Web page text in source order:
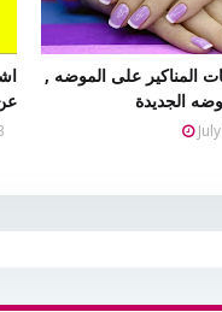
المناكير على الموضه ,
الجديدة